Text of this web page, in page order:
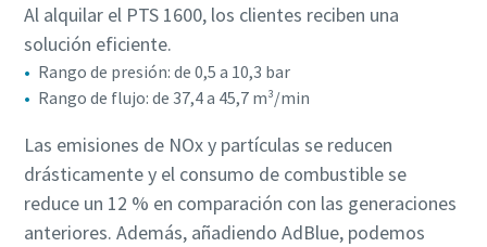
Al alquilar el PTS 1600, los clientes reciben una
solución eficiente.
Rango de presión: de 0,5 a 10,3 bar
Rango de flujo: de 37,4 a 45,7 m³/min
Las emisiones de NOx y partículas se reducen
drásticamente y el consumo de combustible se
reduce un 12 % en comparación con las generaciones
anteriores. Además, añadiendo AdBlue, podemos